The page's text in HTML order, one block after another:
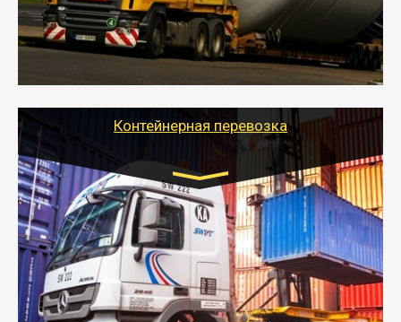
- Тайгер Логистик в короткие сроки поможет вам
качественно и безопасно перевезти негабаритные
грузы по всей России тралом, манипулятором и
другим транспортом и подобрать оптимальный
Контейнерная перевозка
Цена за км. Рассчитывается
индивидуально
- Контейнерные грузоперевозки на специальном
оборудованном транспорте быстро, качественно и
безопасно.